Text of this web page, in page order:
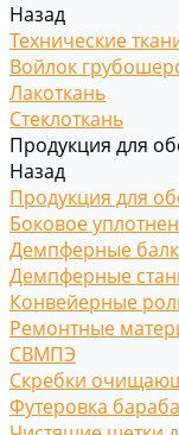
Назад
Технические
Войлок
Лакоткань
Стеклоткань
Продукция для
Назад
Продукция для
Боковое
Демпферные
Демпферные
Конвейерные
Ремонтные
СВМПЭ
Скребки
Футеровка